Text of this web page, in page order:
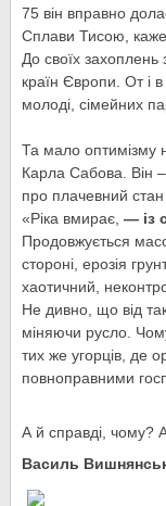
75 він вправно
Сплави Тисою, каже
До своїх
країн Європи. От і
молоді, сімейних
Та мало оптимізму
Карла Сабова. Він
про плачевний стан
«Ріка вмирає, — із
Продовжується
стороні, ерозія
хаотичний,
Не дивно, що від
міняючи русло.
тих же угорців, де
повноправними
А й справді, чому?
Василь